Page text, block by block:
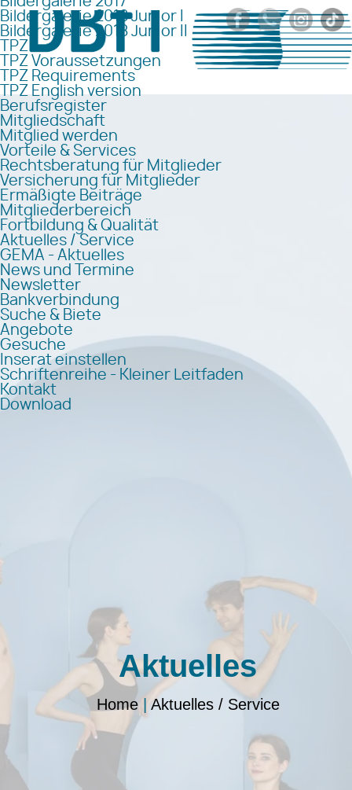
Bildergalerie 2018 Junior I
Bildergalerie 2018 Junior II
TPZ
TPZ Voraussetzungen
TPZ Requirements
TPZ English version
Berufsregister
Mitgliedschaft
Mitglied werden
Vorteile & Services
Rechtsberatung für Mitglieder
Versicherung für Mitglieder
Ermäßigte Beiträge
Mitgliederbereich
Fortbildung & Qualität
Aktuelles / Service
GEMA - Aktuelles
News und Termine
Newsletter
Bankverbindung
Suche & Biete
Angebote
Gesuche
Inserat einstellen
Schriftenreihe - Kleiner Leitfaden
Kontakt
Download
Aktuelles
Home| Aktuelles / Service